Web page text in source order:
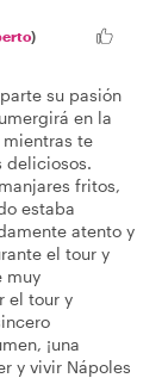
)
su pasión
en la
te
deliciosos.
fritos,
estaba
atento y
el tour y
muy
el tour y
¡una
y vivir Nápoles